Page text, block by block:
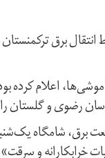
برق ترکمنستان به
اعلام کرده
رضوی و گلستان
شامگاه